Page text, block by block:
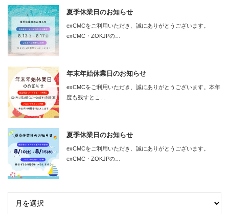
夏季休業日のお知らせ
exCMCをご利用いただき、誠にありがとうございます。
exCMC・ZOKJPの…
年末年始休業日のお知らせ
exCMCをご利用いただき、誠にありがとうございます。本年
度も残すとこ…
夏季休業日のお知らせ
exCMCをご利用いただき、誠にありがとうございます。
exCMC・ZOKJPの…